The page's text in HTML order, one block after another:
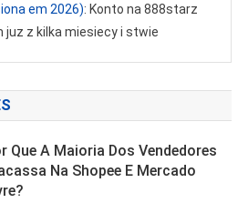
em 2026): Konto na 888starz
juz z kilka miesiecy i stwie
Que A Maioria Dos Vendedores
Na Shopee E Mercado